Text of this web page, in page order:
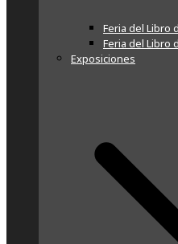
Feria del Libro
Feria del Libro
Exposiciones